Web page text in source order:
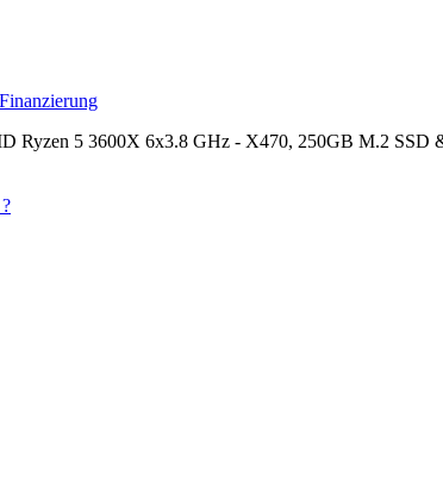
Ryzen 5 3600X 6x3.8 GHz - X470, 250GB M.2